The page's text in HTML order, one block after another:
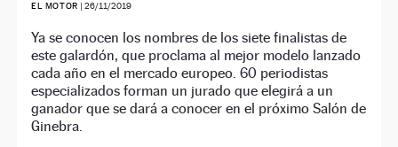
EL MOTOR | 26/11/2019
Ya se conocen los nombres de los siete finalistas de
este galardón, que proclama al mejor modelo lanzado
cada año en el mercado europeo. 60 periodistas
especializados forman un jurado que elegirá a un
ganador que se dará a conocer en el próximo Salón de
Ginebra.